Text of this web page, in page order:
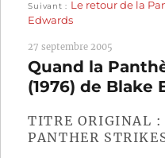
de
l’article
Suivant
suivante :
Le retour de la
Edwards
27 septembre 2005
Quand la
(1976) de Blake
TITRE ORIGINAL
PANTHER